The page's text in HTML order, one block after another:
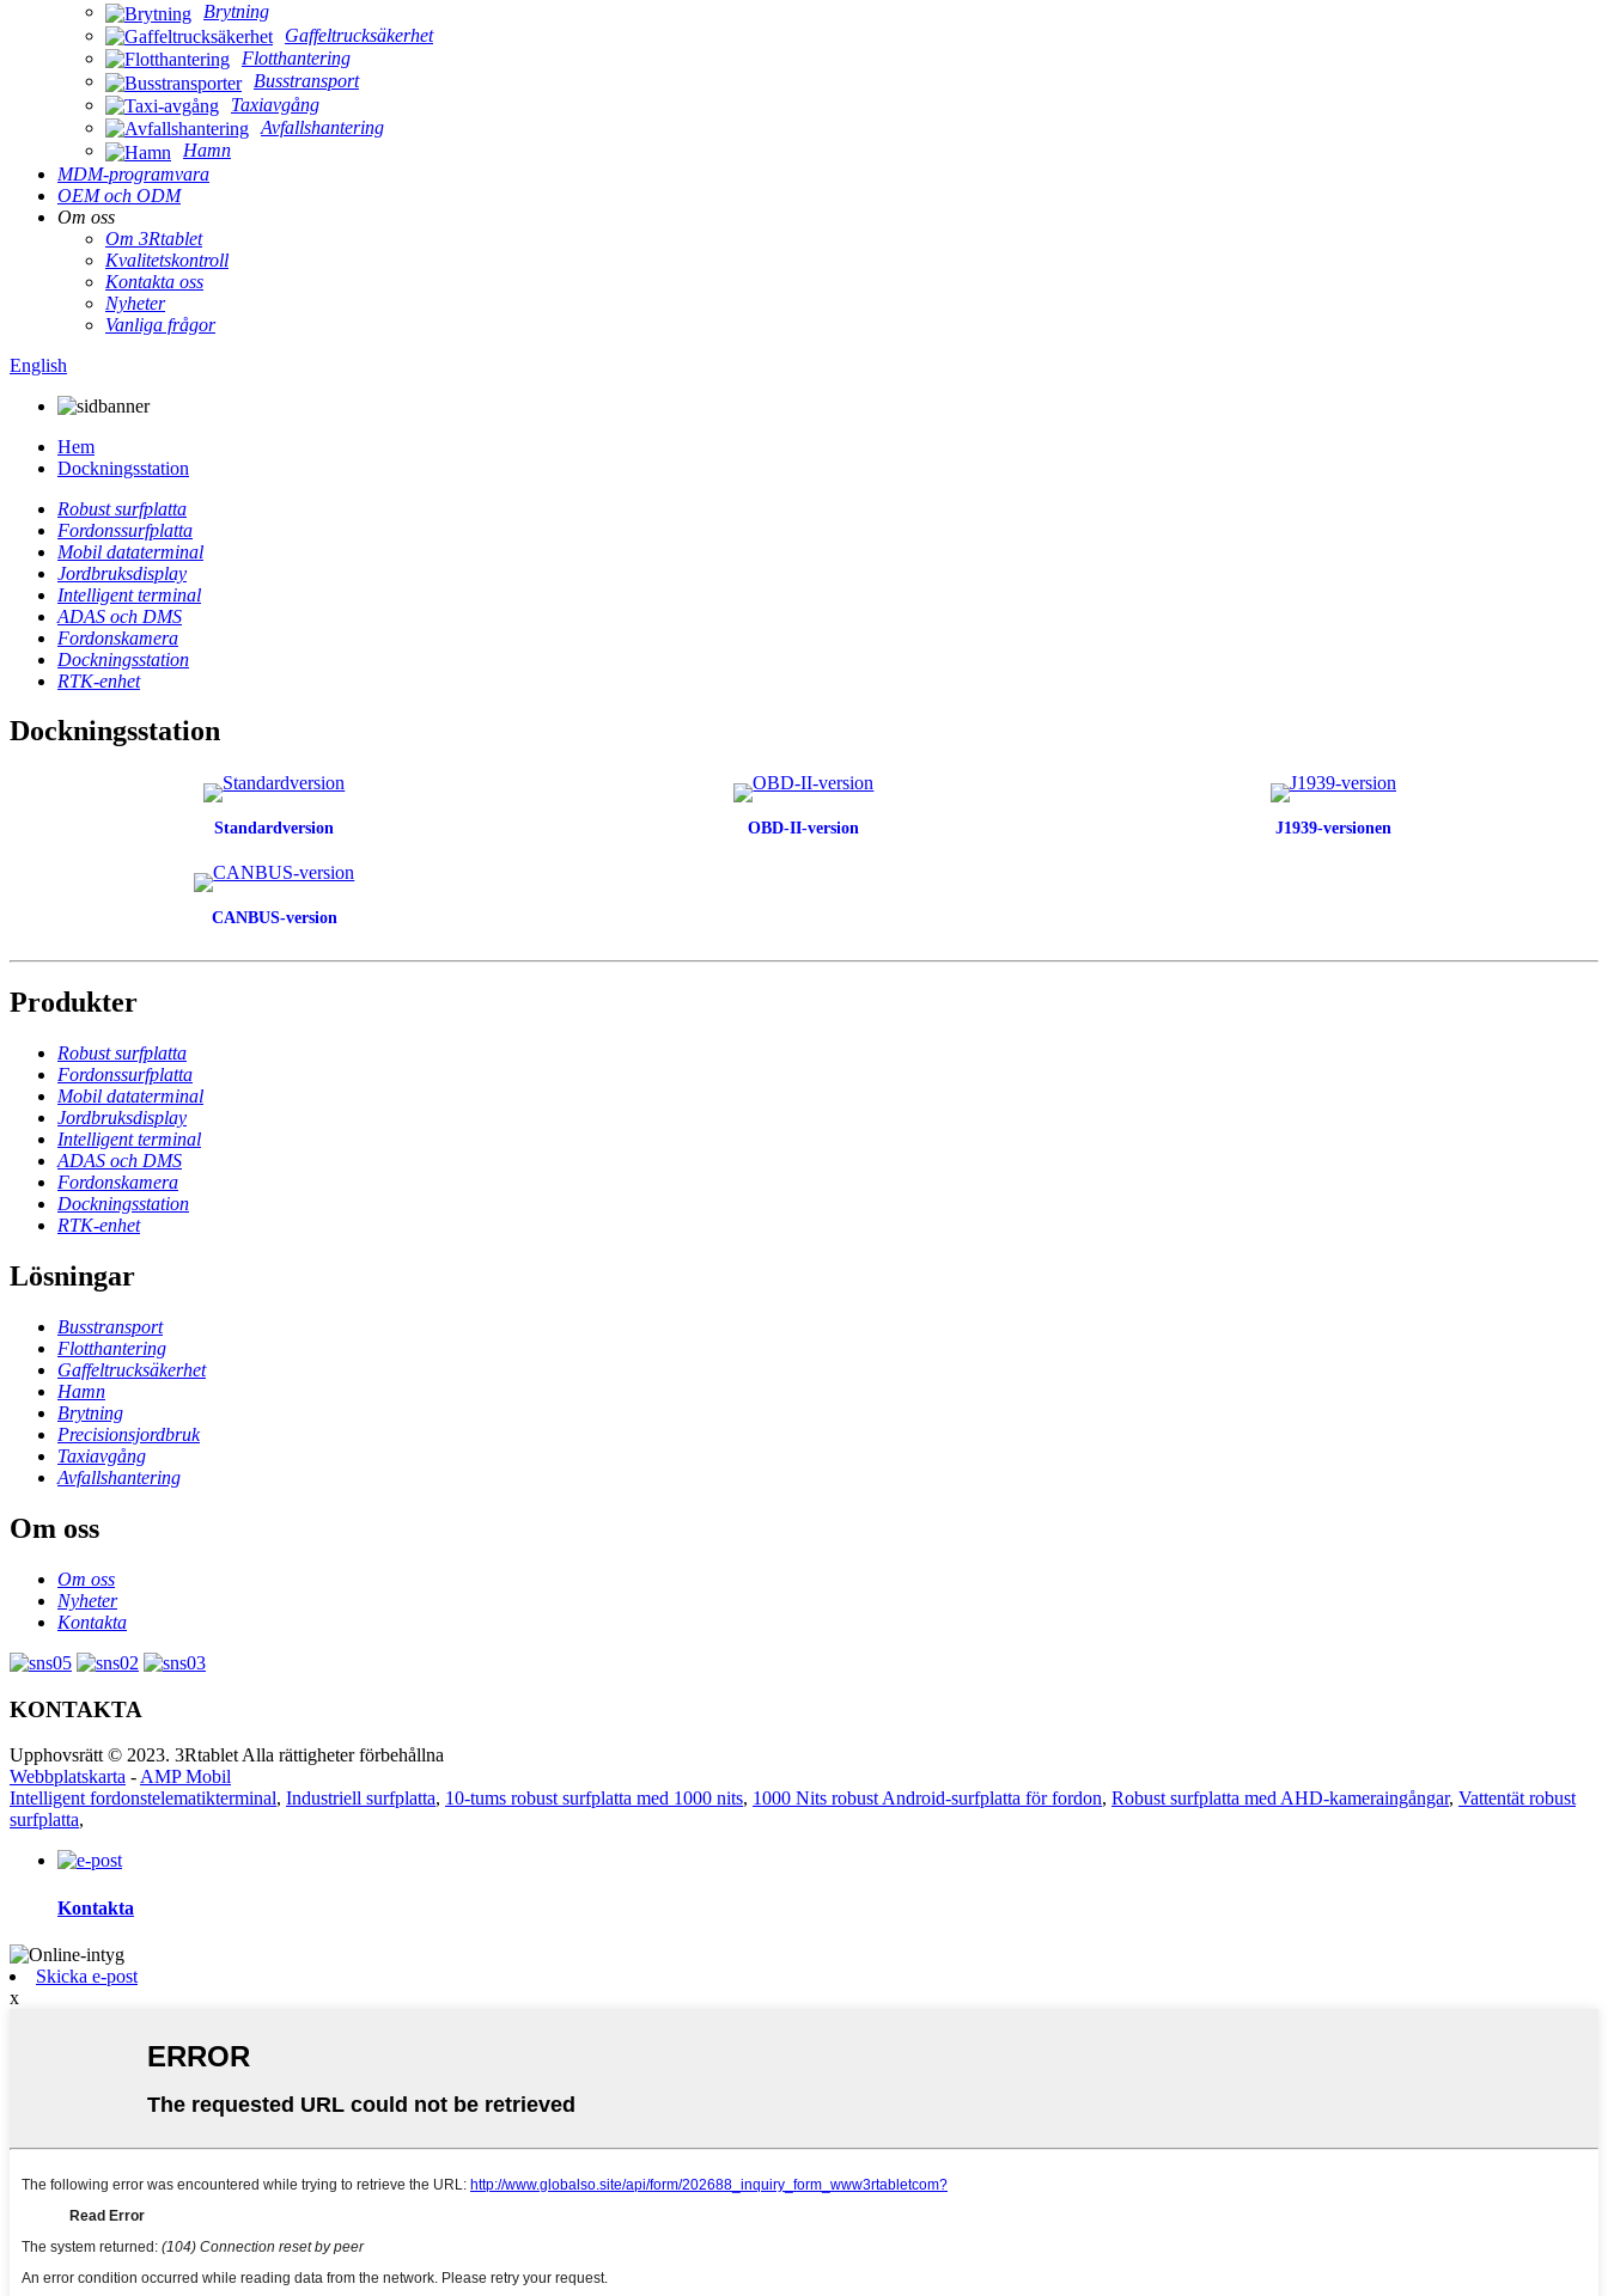
Brytning
Gaffeltrucksäkerhet
Flotthantering
Busstransport
Taxiavgång
Avfallshantering
Hamn
MDM-programvara
OEM och ODM
Om oss
Om 3Rtablet
Kvalitetskontroll
Kontakta oss
Nyheter
Vanliga frågor
English
Hem
Dockningsstation
Robust surfplatta
Fordonssurfplatta
Mobil dataterminal
Jordbruksdisplay
Intelligent terminal
ADAS och DMS
Fordonskamera
Dockningsstation
RTK-enhet
Dockningsstation
Standardversion OBD-II-version J1939-versionen
CANBUS-version
Produkter
Robust surfplatta
Fordonssurfplatta
Mobil dataterminal
Jordbruksdisplay
Intelligent terminal
ADAS och DMS
Fordonskamera
Dockningsstation
RTK-enhet
Lösningar
Busstransport
Flotthantering
Gaffeltrucksäkerhet
Hamn
Brytning
Precisionsjordbruk
Taxiavgång
Avfallshantering
Om oss
Om oss
Nyheter
Kontakta
KONTAKTA
Upphovsrätt © 2023. 3Rtablet Alla rättigheter förbehållna
Webbplatskarta - AMP Mobil
Intelligent fordonstelematikterminal, Industriell surfplatta, 10-tums robust surfplatta med 1000 nits, 1000 Nits robust Android-surfplatta för fordon, Robust surfplatta med AHD-kameraingångar, Vattentät robust
surfplatta,
Kontakta
Skicka e-post
x